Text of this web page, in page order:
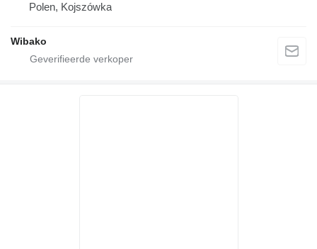
Polen, Kojszówka
Wibako